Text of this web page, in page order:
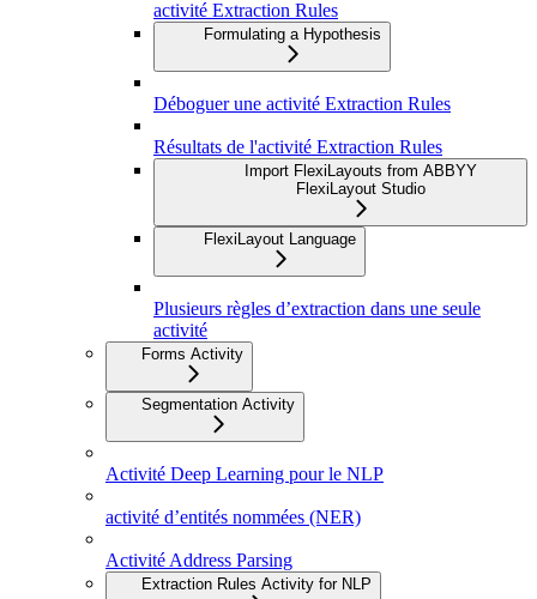
activité Extraction Rules
Formulating a Hypothesis
Déboguer une activité Extraction Rules
Résultats de l'activité Extraction Rules
Import FlexiLayouts from ABBYY
FlexiLayout Studio
FlexiLayout Language
Plusieurs règles d’extraction dans une seule
activité
Forms Activity
Segmentation Activity
Activité Deep Learning pour le NLP
activité d’entités nommées (NER)
Activité Address Parsing
Extraction Rules Activity for NLP